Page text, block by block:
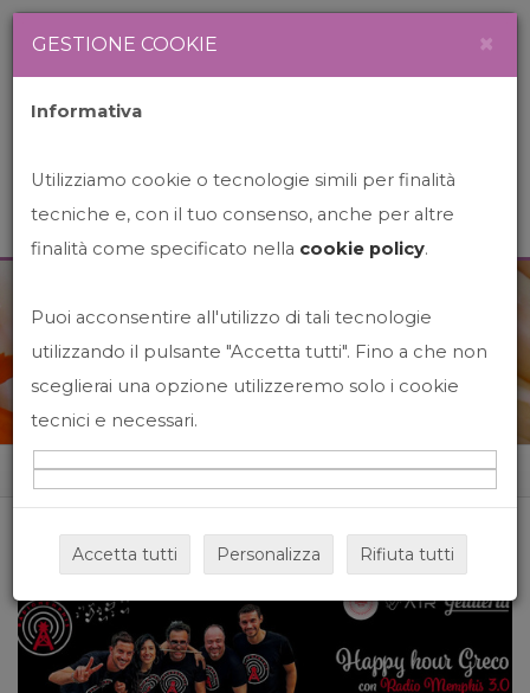
News&Events
Home News&events
GESTIONE COOKIE ×
Informativa
Utilizziamo cookie o tecnologie simili per finalità
tecniche e, con il tuo consenso, anche per altre
finalità come specificato nella cookie policy.
Puoi acconsentire all'utilizzo di tali tecnologie
utilizzando il pulsante "Accetta tutti". Fino a che non
sceglierai una opzione utilizzeremo solo i cookie
tecnici e necessari.
Accetta tutti Personalizza Rifiuta tutti